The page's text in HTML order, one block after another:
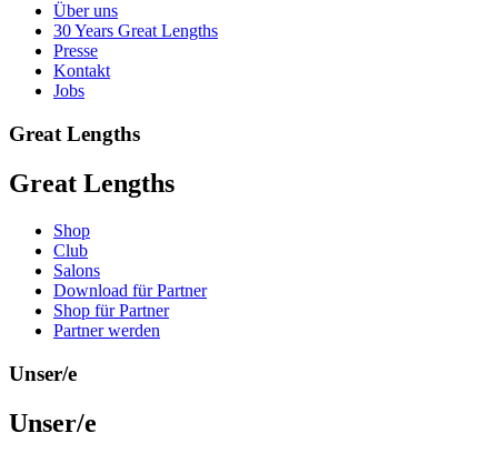
Über uns
30 Years Great Lengths
Presse
Kontakt
Jobs
Great Lengths
Great Lengths
Shop
Club
Salons
Download für Partner
Shop für Partner
Partner werden
Unser/e
Unser/e